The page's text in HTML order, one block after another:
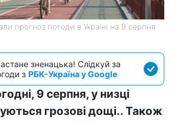
прогноз погоди в Україні на 9 серпня
зненацька! Слідкуй за
з РБК-Україна у Google
9 серпня, у низці
грозові дощі.. Також